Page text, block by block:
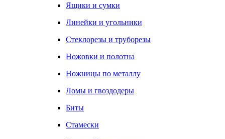
Ящики и сумки
Линейки и угольники
Стеклорезы и труборезы
Ножовки и полотна
Ножницы по металлу
Ломы и гвоздодеры
Биты
Стамески